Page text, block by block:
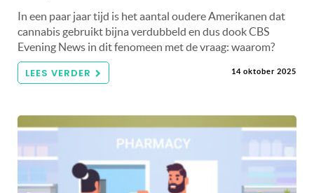
In een paar jaar tijd is het aantal oudere Amerikanen dat
cannabis gebruikt bijna verdubbeld en dus dook CBS
Evening News in dit fenomeen met de vraag: waarom?
LEES VERDER 14 oktober 2025